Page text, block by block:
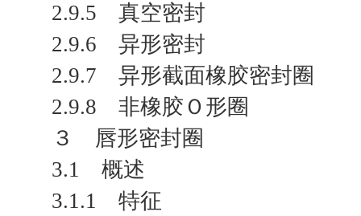
2.9.5 真空密封
2.9.6 异形密封
2.9.7 异形截面橡胶密封圈
2.9.8 非橡胶Ｏ形圈
３ 唇形密封圈
3.1 概述
3.1.1 特征